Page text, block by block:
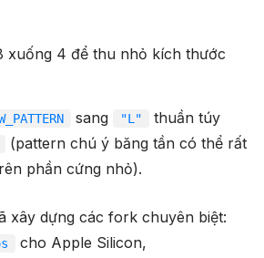
xuống 4 để thu nhỏ kích thước
sang "L"
thuần túy
(pattern chú ý băng tần có thể rất
phần cứng nhỏ).
xây dựng các fork chuyên biệt:
cho Apple Silicon,